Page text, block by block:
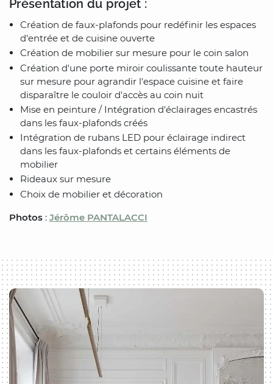
Présentation du projet :
Création de faux-plafonds pour redéfinir les espaces
d'entrée et de cuisine ouverte
Création de mobilier sur mesure pour le coin salon
Création d'une porte miroir coulissante toute hauteur
sur mesure pour agrandir l'espace cuisine et faire
disparaître le couloir d'accès au coin nuit
Mise en peinture / Intégration d'éclairages encastrés
dans les faux-plafonds créés
Intégration de rubans LED pour éclairage indirect
dans les faux-plafonds et certains éléments de
mobilier
Rideaux sur mesure
Choix de mobilier et décoration
Photos : Jérôme PANTALACCI